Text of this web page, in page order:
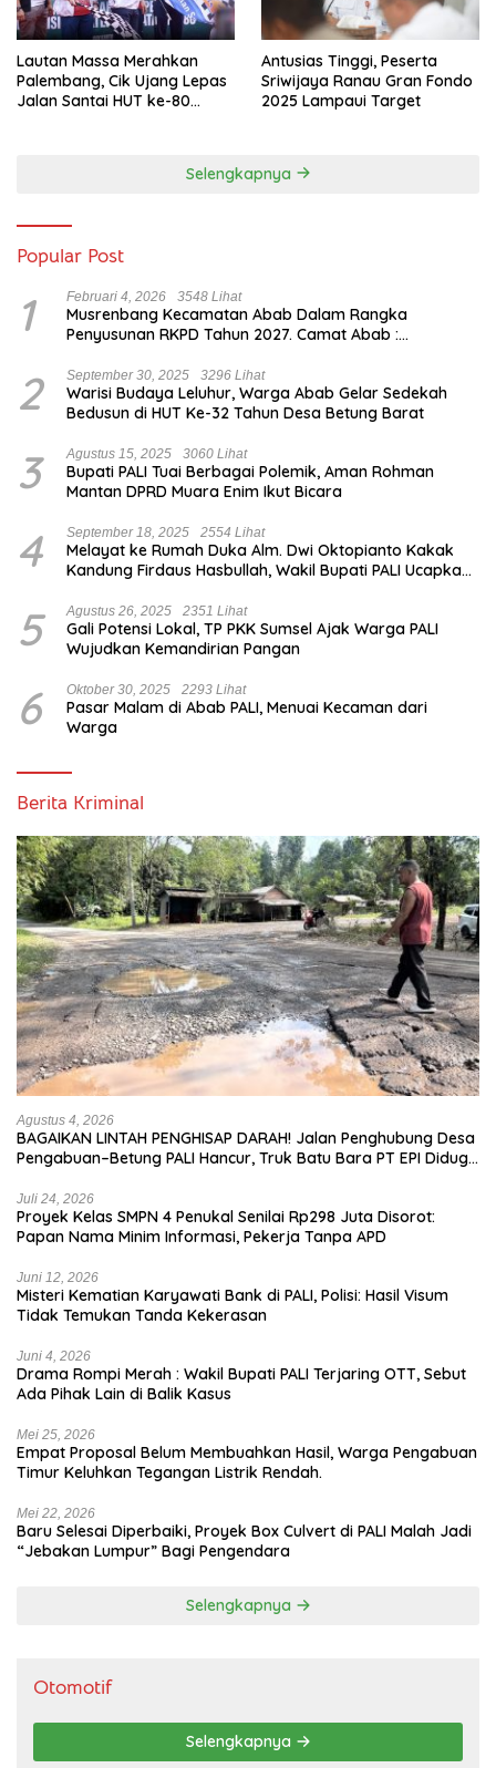
Lautan Massa Merahkan
Palembang, Cik Ujang Lepas
Jalan Santai HUT ke-80
Antusias Tinggi, Peserta
Sriwijaya Ranau Gran Fondo
2025 Lampaui Target
Selengkapnya
Popular Post
1 Februari 4, 2026 3548 Lihat
Musrenbang Kecamatan Abab Dalam Rangka
Penyusunan RKPD Tahun 2027. Camat Abab :
2 September 30, 2025 3296 Lihat
Warisi Budaya Leluhur, Warga Abab Gelar Sedekah
Bedusun di HUT Ke-32 Tahun Desa Betung Barat
3 Agustus 15, 2025 3060 Lihat
Bupati PALI Tuai Berbagai Polemik, Aman Rohman
Mantan DPRD Muara Enim Ikut Bicara
4 September 18, 2025 2554 Lihat
Melayat ke Rumah Duka Alm. Dwi Oktopianto Kakak
Kandung Firdaus Hasbullah, Wakil Bupati PALI Ucapkan
5 Agustus 26, 2025 2351 Lihat
Gali Potensi Lokal, TP PKK Sumsel Ajak Warga PALI
Wujudkan Kemandirian Pangan
6 Oktober 30, 2025 2293 Lihat
Pasar Malam di Abab PALI, Menuai Kecaman dari
Warga
Berita Kriminal
Agustus 4, 2026
BAGAIKAN LINTAH PENGHISAP DARAH! Jalan Penghubung Desa
Pengabuan–Betung PALI Hancur, Truk Batu Bara PT EPI Diduga
Juli 24, 2026
Proyek Kelas SMPN 4 Penukal Senilai Rp298 Juta Disorot:
Papan Nama Minim Informasi, Pekerja Tanpa APD
Juni 12, 2026
Misteri Kematian Karyawati Bank di PALI, Polisi: Hasil Visum
Tidak Temukan Tanda Kekerasan
Juni 4, 2026
Drama Rompi Merah : Wakil Bupati PALI Terjaring OTT, Sebut
Ada Pihak Lain di Balik Kasus
Mei 25, 2026
Empat Proposal Belum Membuahkan Hasil, Warga Pengabuan
Timur Keluhkan Tegangan Listrik Rendah.
Mei 22, 2026
Baru Selesai Diperbaiki, Proyek Box Culvert di PALI Malah Jadi
“Jebakan Lumpur” Bagi Pengendara
Selengkapnya
Otomotif
Selengkapnya